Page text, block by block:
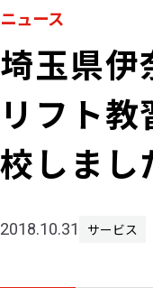
ニュース
埼玉県伊
リフト
校しまし
2018.10.31 サービス